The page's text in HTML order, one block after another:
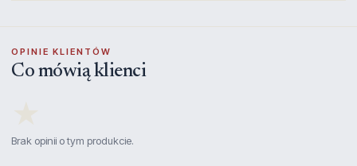
OPINIE KLIENTÓW
Co mówią klienci
Brak opinii o tym produkcie.